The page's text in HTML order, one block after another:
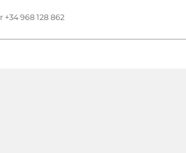
968 128 862